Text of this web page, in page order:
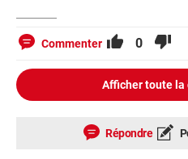
Commenter 0
Afficher toute la
Répondre